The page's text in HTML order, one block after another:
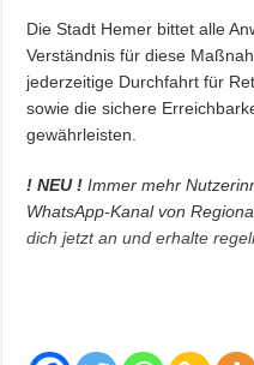
Die Stadt Hemer bittet alle
Verständnis für diese
jederzeitige Durchfahrt für
sowie die sichere
gewährleisten.
! NEU ! Immer mehr
WhatsApp-Kanal von
dich jetzt an und erhalte